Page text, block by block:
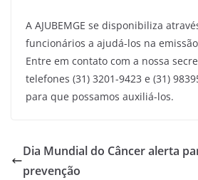
A AJUBEMGE se disponibiliza
funcionários a ajudá-los na
Entre em contato com a nossa
telefones (31) 3201-9423 e (31)
para que possamos auxiliá-los.
Dia Mundial do Câncer alerta
prevenção